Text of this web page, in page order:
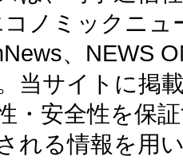
ノミックニ
、NEWS
当サイトに掲
・安全性を保
れる情報を用